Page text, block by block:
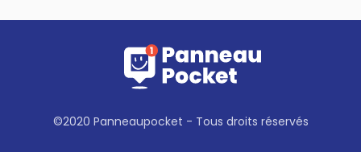
©2020 Panneaupocket - Tous droits réservés